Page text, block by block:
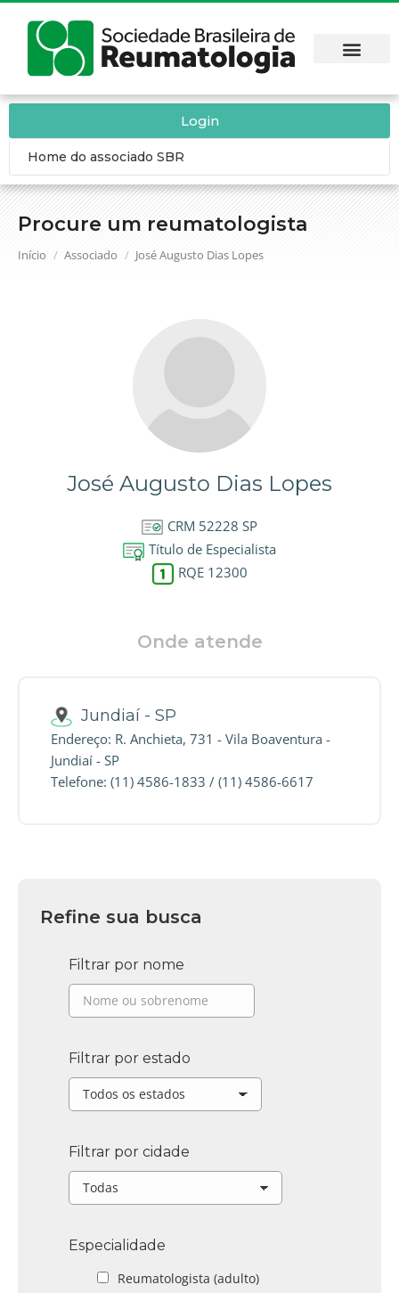
Procure um reumatologista
Você está aqui:
Início Associado José Augusto Dias Lopes
Login
Home do associado SBR
José Augusto Dias Lopes
CRM 52228 SP
Título de Especialista
RQE 12300
Onde atende
Jundiaí - SP
Endereço: R. Anchieta, 731 - Vila Boaventura -
Jundiaí - SP
Telefone: (11) 4586-1833 / (11) 4586-6617
Refine sua busca
Filtrar por nome
Filtrar por estado
Filtrar por cidade
Especialidade
Reumatologista (adulto)